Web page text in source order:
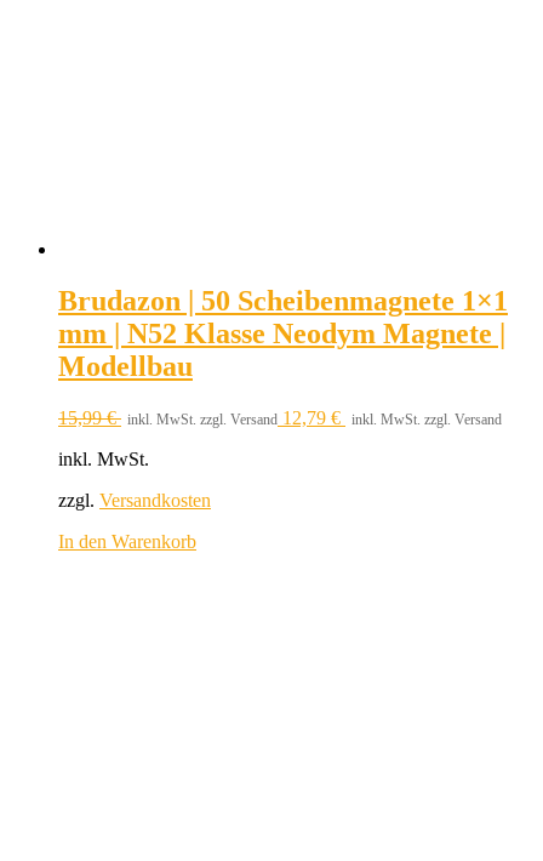
Brudazon | 50 Scheibenmagnete 1×1
mm | N52 Klasse Neodym Magnete |
Modellbau
15,99€ inkl. MwSt. zzgl. Versand 12,79 € inkl. MwSt. zzgl. Versand
inkl. MwSt.
zzgl. Versandkosten
In den Warenkorb